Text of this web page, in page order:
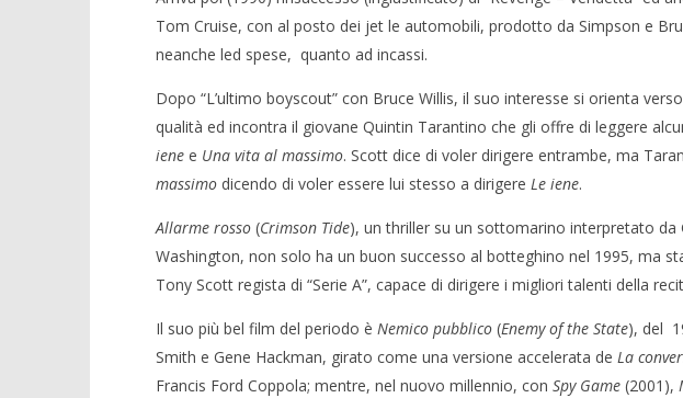
Tom Cruise, con al posto dei jet le automobili, prodotto da Simpson e
neanche led spese, quanto ad incassi.
Dopo “L’ultimo boyscout” con Bruce Willis, il suo interesse si orienta
qualità ed incontra il giovane Quintin Tarantino che gli offre di leggere
ienee Una vita al massimo. Scott dice di voler dirigere entrambe, ma
massimodicendo di voler essere lui stesso a dirigere Le iene.
Allarme rosso(Crimson Tide), un thriller su un sottomarino interpretato da
Washington, non solo ha un buon successo al botteghino nel 1995, ma
Tony Scott regista di “Serie A”, capace di dirigere i migliori talenti della
Il suo più bel film del periodo è Nemico pubblico(Enemy of the State), del
Smith e Gene Hackman, girato come una versione accelerata de La
Francis Ford Coppola; mentre, nel nuovo millennio, con Spy Game(2001),